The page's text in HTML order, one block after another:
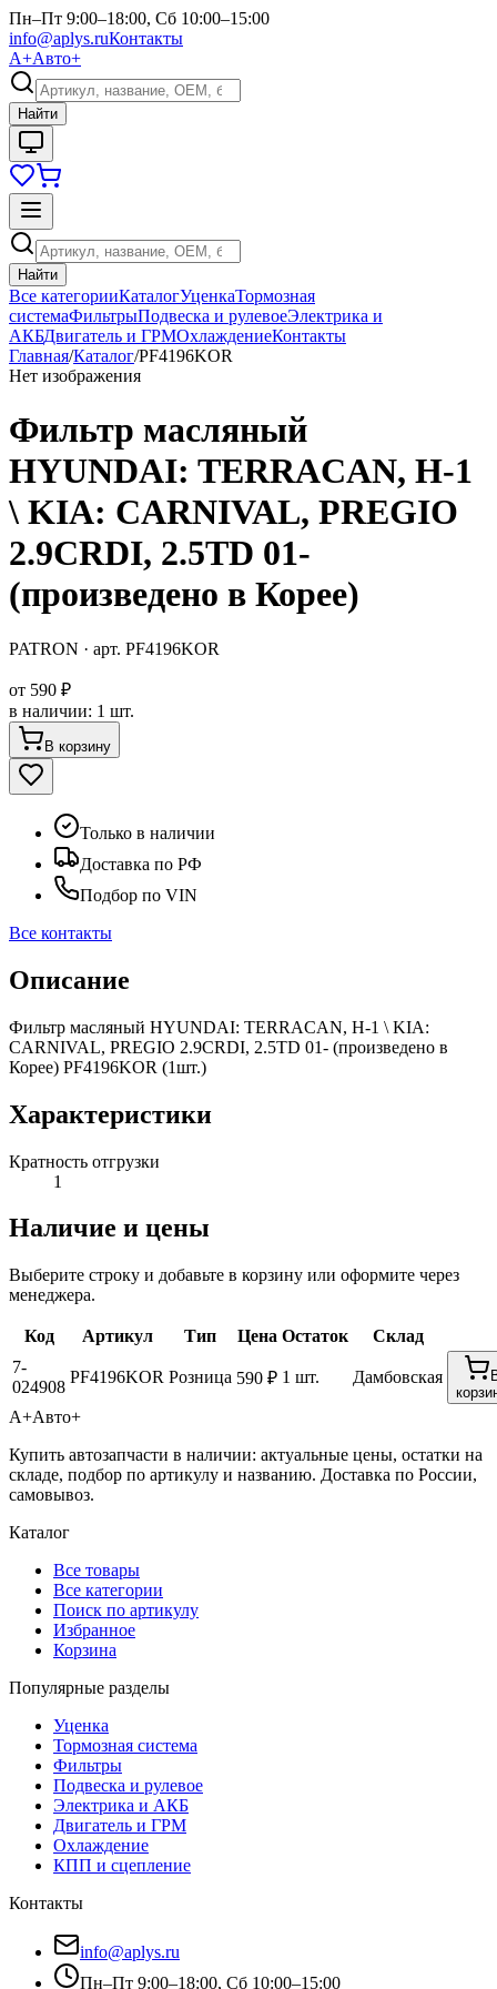
Пн–Пт 9:00–18:00, Сб 10:00–15:00
info@aplys.ruКонтакты
А+Авто+
Найти
Найти
Все категорииКаталогУценкаТормозная
системаФильтрыПодвеска и рулевоеЭлектрика и
АКБДвигатель и ГРМОхлаждениеКонтакты
Главная/Каталог/PF4196KOR
Нет изображения
Фильтр масляный
HYUNDAI: TERRACAN, H-1
\ KIA: CARNIVAL, PREGIO
2.9CRDI, 2.5TD 01-
(произведено в Корее)
PATRON · арт. PF4196KOR
от 590 ₽
в наличии: 1 шт.
В корзину
Только в наличии
Доставка по РФ
Подбор по VIN
Все контакты
Описание
Фильтр масляный HYUNDAI: TERRACAN, H-1 \ KIA:
CARNIVAL, PREGIO 2.9CRDI, 2.5TD 01- (произведено в
Корее) PF4196KOR (1шт.)
Характеристики
Кратность отгрузки
1
Наличие и цены
Выберите строку и добавьте в корзину или оформите через
менеджера.
Код Артикул Тип Цена Остаток
Склад
7-
024908
PF4196KOR Розница 590 ₽ 1 шт. Дамбовская
А+Авто+
Купить автозапчасти в наличии: актуальные цены, остатки на
складе, подбор по артикулу и названию. Доставка по России,
самовывоз.
Каталог
Все товары
Все категории
Поиск по артикулу
Избранное
Корзина
Популярные разделы
Уценка
Тормозная система
Фильтры
Подвеска и рулевое
Электрика и АКБ
Двигатель и ГРМ
Охлаждение
КПП и сцепление
Контакты
info@aplys.ru
Пн–Пт 9:00–18:00, Сб 10:00–15:00